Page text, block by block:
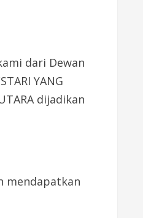
dari Dewan
YANG
dijadikan
mendapatkan